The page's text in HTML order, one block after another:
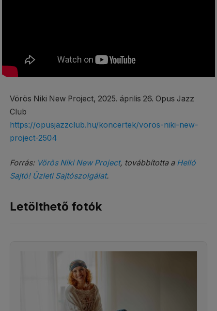
Vörös Niki New Project, 2025. április 26. Opus Jazz
Club
https://opusjazzclub.hu/koncertek/voros-niki-new-
project-2504
Forrás: Vörös Niki New Project, továbbította a Helló
Sajtó! Üzleti Sajtószolgálat.
Letölthető fotók